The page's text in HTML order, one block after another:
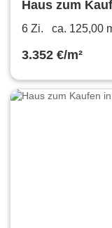
Haus zum
6 Zi. ca. 125,00
3.352 €/m²